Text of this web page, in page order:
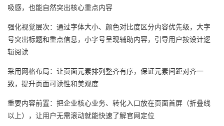
吸感，也能自然突出核心重点内容
强化视觉层次：通过字体大小、颜色对比度区分内容优先级，大字
号突出标题和重点信息，小字号呈现辅助内容，引导用户按设计逻
辑阅读
采用网格布局：让页面元素排列整齐有序，保证元素间距对齐一
致，提升页面可读性和美观度
重要内容前置：把企业核心业务、转化入口放在页面首屏（折叠线
以上），让用户无需滚动就能快速了解官网定位